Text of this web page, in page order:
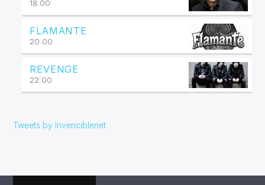
18:00
FLAMANTE
20:00
REVENGE
22:00
Tweets by Invenciblenet